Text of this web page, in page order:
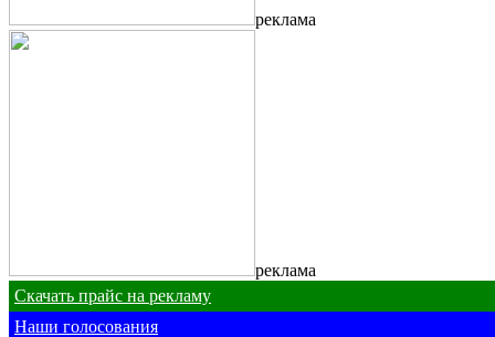
реклама
реклама
Скачать прайс на рекламу
Наши голосования